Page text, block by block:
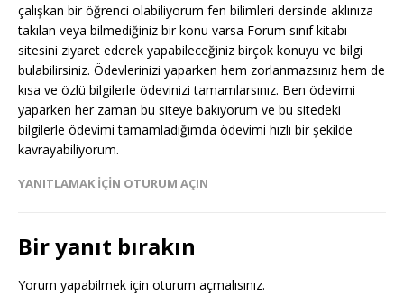
çalışkan bir öğrenci olabiliyorum fen bilimleri dersinde aklınıza
takılan veya bilmediğiniz bir konu varsa Forum sınıf kitabı
sitesini ziyaret ederek yapabileceğiniz birçok konuyu ve bilgi
bulabilirsiniz. Ödevlerinizi yaparken hem zorlanmazsınız hem de
kısa ve özlü bilgilerle ödevinizi tamamlarsınız. Ben ödevimi
yaparken her zaman bu siteye bakıyorum ve bu sitedeki
bilgilerle ödevimi tamamladığımda ödevimi hızlı bir şekilde
kavrayabiliyorum.
YANITLAMAK IÇIN OTURUM AÇIN
Bir yanıt bırakın
Yorum yapabilmek için oturum açmalısınız.